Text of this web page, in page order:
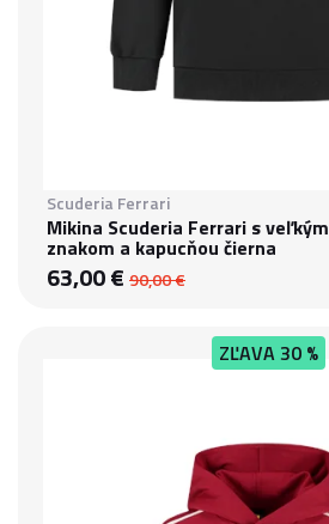
Scuderia Ferrari
Mikina Scuderia Ferrari s veľkým
znakom a kapucňou čierna
63,00 € 90,00 €
ZĽAVA30 %